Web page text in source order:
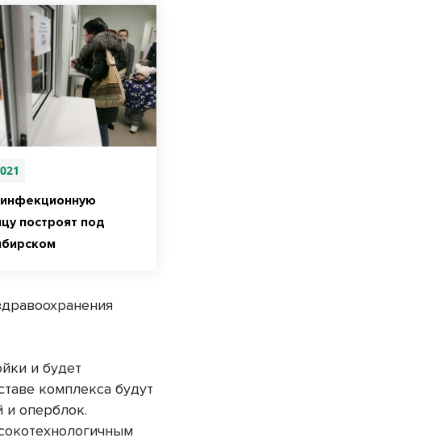
построят под
и будет
комплекса будут
и оперблок.